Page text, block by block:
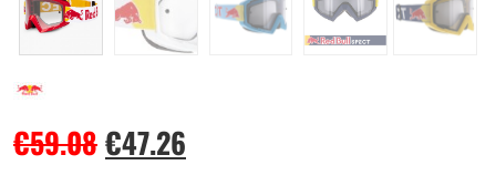
€59.08€47.26